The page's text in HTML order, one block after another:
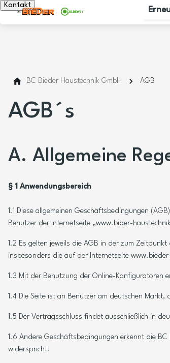
Kontakt
BC Bieder Haustechnik GmbH AGB
AGB´s
A. Allgemeine
§ 1 Anwendungsbereich
1.1 Diese allgemeinen Geschäftsbedingungen
Benutzer der Internetseite „www.bider-
1.2 Es gelten jeweils die AGB in der zum
insbesonders die auf der Internetseite
1.3 Mit der Benutzung der Online-Konfiguratoren
1.4 Die Seite ist an Benutzer am deutschen
1.5 Der Vertragsschluss findet ausschließlich in
1.6 Andere Geschäftsbedingungen erkennt die
widerspricht.